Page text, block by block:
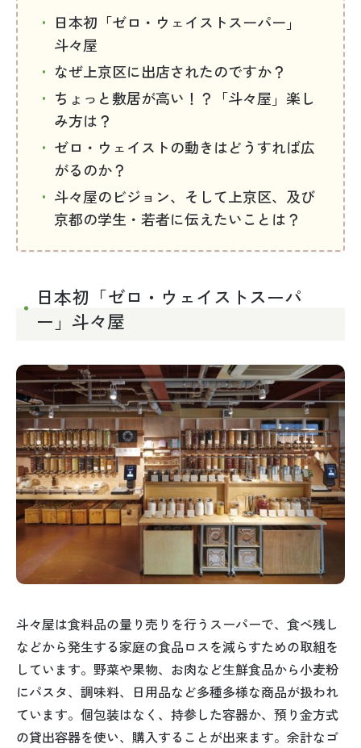
日本初「ゼロ・ウェイストスーパー」
斗々屋
なぜ上京区に出店されたのですか？
ちょっと敷居が高い！？「斗々屋」楽し
み方は？
ゼロ・ウェイストの動きはどうすれば広
がるのか？
斗々屋のビジョン、そして上京区、及び
京都の学生・若者に伝えたいことは？
日本初「ゼロ・ウェイストスーパ
ー」斗々屋
斗々屋は食料品の量り売りを行うスーパーで、食べ残し
などから発生する家庭の食品ロスを減らすための取組を
しています。野菜や果物、お肉など生鮮食品から小麦粉
にパスタ、調味料、日用品など多種多様な商品が扱われ
ています。個包装はなく、持参した容器か、預り金方式
の貸出容器を使い、購入することが出来ます。余計なゴ